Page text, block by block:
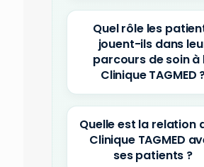
Quel rôle les
jouent-ils dans
parcours de soin à
Clinique TAGMED
Quelle est la relation
Clinique TAGMED
ses patients ?